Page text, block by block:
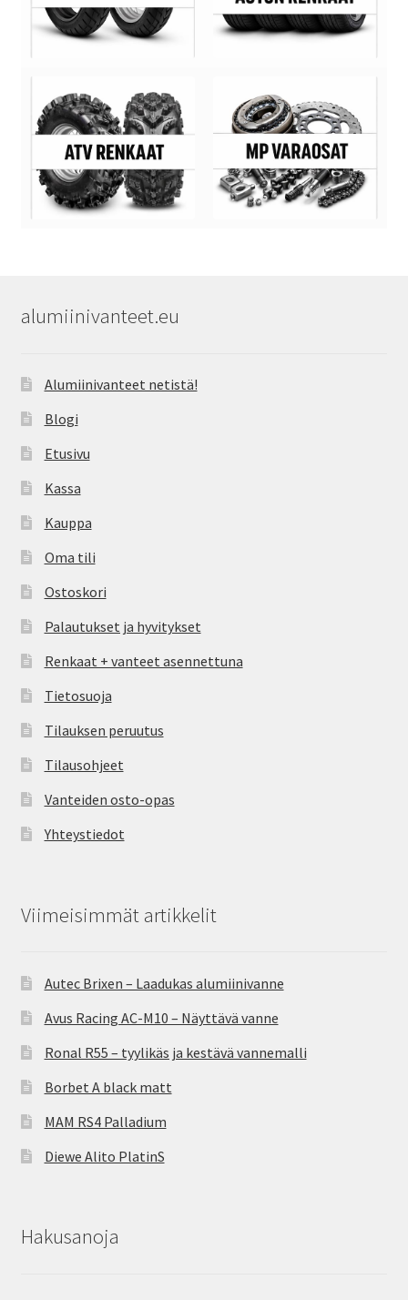
alumiinivanteet.eu
Alumiinivanteet netistä!
Blogi
Etusivu
Kassa
Kauppa
Oma tili
Ostoskori
Palautukset ja hyvitykset
Renkaat + vanteet asennettuna
Tietosuoja
Tilauksen peruutus
Tilausohjeet
Vanteiden osto-opas
Yhteystiedot
Viimeisimmät artikkelit
Autec Brixen – Laadukas alumiinivanne
Avus Racing AC-M10 – Näyttävä vanne
Ronal R55 – tyylikäs ja kestävä vannemalli
Borbet A black matt
MAM RS4 Palladium
Diewe Alito PlatinS
Hakusanoja